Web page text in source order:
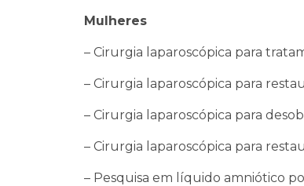
Mulheres
– Cirurgia laparoscópica para
– Cirurgia laparoscópica para
– Cirurgia laparoscópica para
– Cirurgia laparoscópica para
– Pesquisa em líquido amniótico